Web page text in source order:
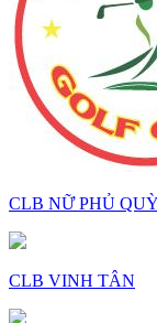
CLB NỮ PHỦ QUỲ
CLB VINH TÂN